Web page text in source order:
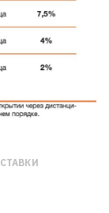
СТАВКИ